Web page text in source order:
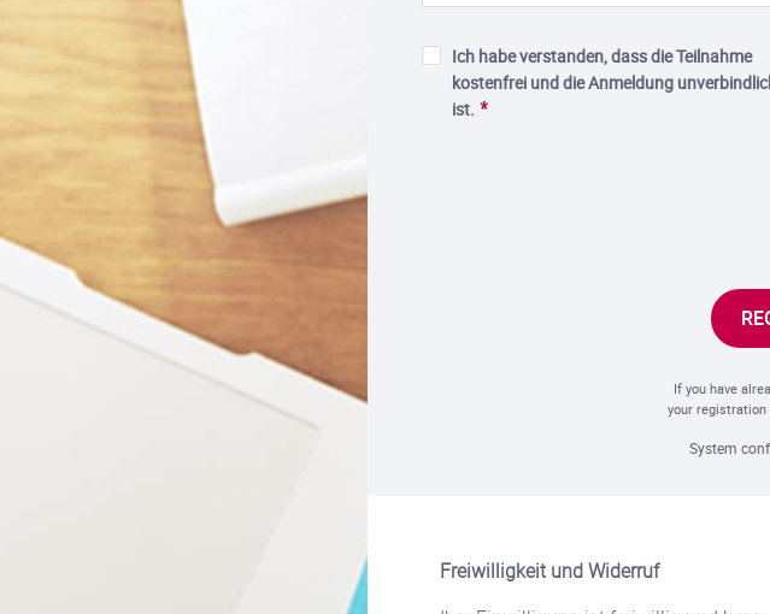
Ich habe verstanden, dass die Teilnahme
kostenfrei und die Anmeldung
ist.
If you have
your
System
Freiwilligkeit und Widerruf